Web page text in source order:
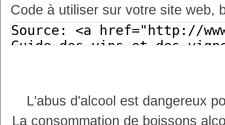
Code à utiliser sur votre site web,
L'abus d'alcool est dangereux
La consommation de boissons